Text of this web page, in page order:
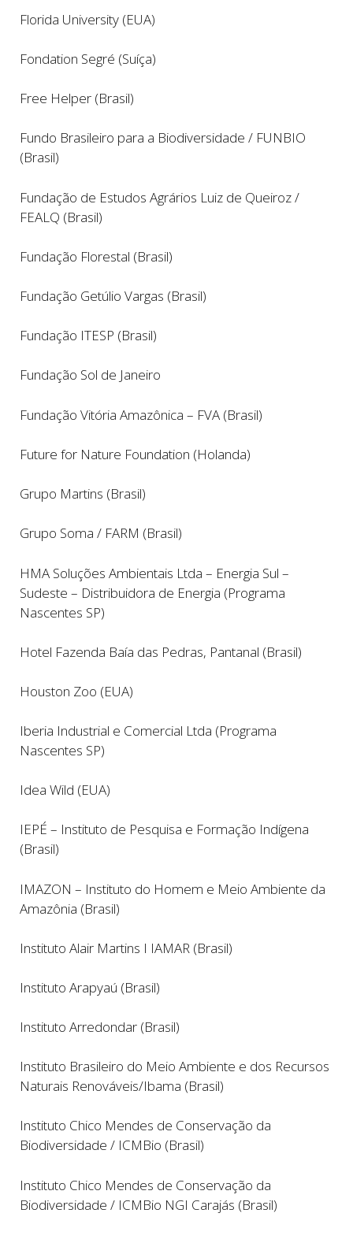
Florida University (EUA)
Fondation Segré (Suíça)
Free Helper (Brasil)
Fundo Brasileiro para a Biodiversidade / FUNBIO
(Brasil)
Fundação de Estudos Agrários Luiz de Queiroz/
FEALQ (Brasil)
Fundação Florestal (Brasil)
Fundação Getúlio Vargas (Brasil)
Fundação ITESP (Brasil)
Fundação Sol de Janeiro
Fundação Vitória Amazônica – FVA (Brasil)
Future for Nature Foundation (Holanda)
Grupo Martins (Brasil)
Grupo Soma / FARM (Brasil)
HMA Soluções Ambientais Ltda – Energia Sul –
Sudeste – Distribuidora de Energia (Programa
Nascentes SP)
Hotel Fazenda Baía das Pedras, Pantanal (Brasil)
Houston Zoo (EUA)
Iberia Industrial e Comercial Ltda (Programa
Nascentes SP)
Idea Wild (EUA)
IEPÉ – Instituto de Pesquisa e Formação Indígena
(Brasil)
IMAZON – Instituto do Homem e Meio Ambiente da
Amazônia (Brasil)
Instituto Alair Martins I IAMAR (Brasil)
Instituto Arapyaú (Brasil)
Instituto Arredondar (Brasil)
Instituto Brasileiro do Meio Ambiente e dos Recursos
Naturais Renováveis/Ibama (Brasil)
Instituto Chico Mendes de Conservação da
Biodiversidade / ICMBio (Brasil)
Instituto Chico Mendes de Conservação da
Biodiversidade / ICMBio NGI Carajás (Brasil)